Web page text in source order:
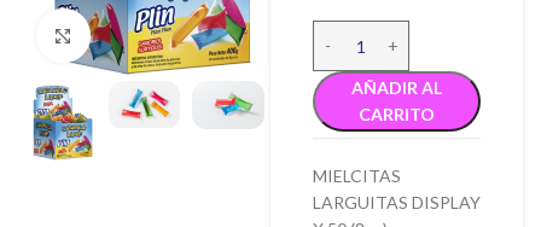
Click para agrandar
AÑADIR AL
CARRITO
MIELCITAS
LARGUITAS DISPLAY